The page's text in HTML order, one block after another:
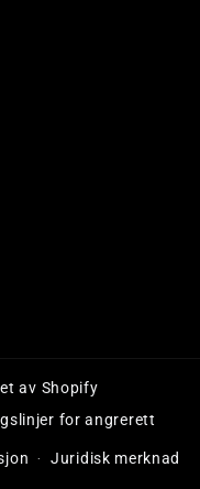
av Shopify
for angrerett
Juridisk merknad